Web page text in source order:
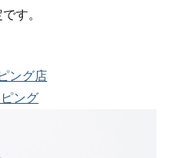
す。
ング店
ング